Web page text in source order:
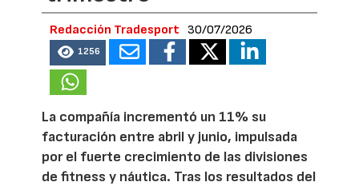
Redacción Tradesport 30/07/2026
1256
La compañía incrementó un 11% su
facturación entre abril y junio, impulsada
por el fuerte crecimiento de las divisiones
de fitness y náutica. Tras los resultados del